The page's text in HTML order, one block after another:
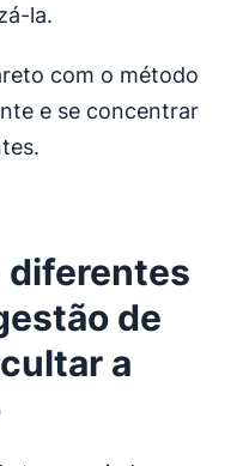
la.
com o método
e se concentrar
diferentes
de
a